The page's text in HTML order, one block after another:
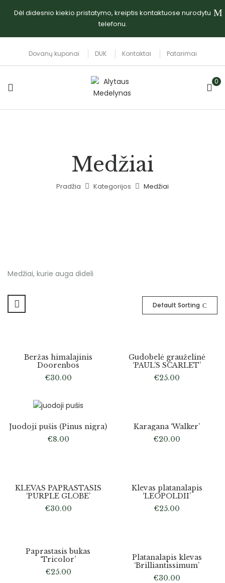
Dėl didesnio kiekio pristatymo, kreiptis kontaktuose nurodytu
telefonu.
Dovanų kuponai DUK Kontaktai Patarimai
0
Medžiai
Pradžia Kategorijos Medžiai
Medžiai, kurie auga dideli
Default Sorting
Beržas himalajinis
Doorenbos
€30.00
Gudobelė grauželinė
‘PAUL’S SCARLET’
€25.00
Juodoji pušis (Pinus nigra)
€8.00
Karagana ‘Walker’
€20.00
KLEVAS PAPRASTASIS
‘PURPLE GLOBE’
€30.00
Klevas platanalapis
‘LEOPOLDII’
€25.00
Paprastasis bukas
‘Tricolor’
€25.00
Platanalapis klevas
‘Brilliantissimum’
€30.00